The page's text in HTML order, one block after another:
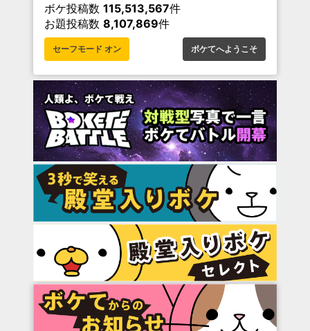
ボケ投稿数 115,513,567件
お題投稿数 8,107,869件
セーフモード オン ボケてへようこそ